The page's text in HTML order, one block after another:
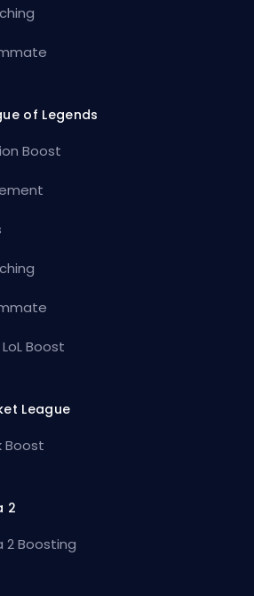
of Legends
Boost
Boost
League
Boost
2
2 Boosting